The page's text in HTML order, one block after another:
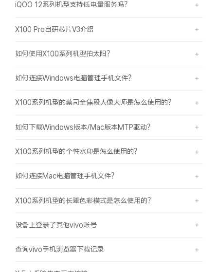
iQOO 12系列机型支持低电量服务吗？
X100 Pro自研芯片V3介绍
如何使用X100系列机型拍太阳？
如何连接Windows电脑管理手机文件？
X100系列机型的蔡司全焦段人像大师是怎么使用的？
如何下载Windows版本/Mac版本MTP驱动？
X100系列机型的个性水印是怎么使用的？
如何连接Mac电脑管理手机文件？
X100系列机型的长辈色彩模式是怎么使用的？
设备上登录了其他vivo账号
查询vivo手机浏览器下载记录